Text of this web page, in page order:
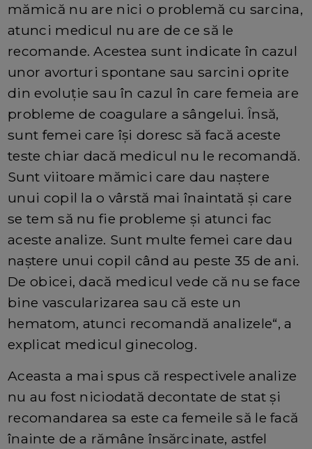
mămică nu are nici o problemă cu sarcina,
atunci medicul nu are de ce să le
recomande. Acestea sunt indicate în cazul
unor avorturi spontane sau sarcini oprite
din evoluție sau în cazul în care femeia are
probleme de coagulare a sângelui. Însă,
sunt femei care își doresc să facă aceste
teste chiar dacă medicul nu le recomandă.
Sunt viitoare mămici care dau naștere
unui copil la o vârstă mai înaintată și care
se tem să nu fie probleme și atunci fac
aceste analize. Sunt multe femei care dau
naștere unui copil când au peste 35 de ani.
De obicei, dacă medicul vede că nu se face
bine vascularizarea sau că este un
hematom, atunci recomandă analizele“, a
explicat medicul ginecolog.
Aceasta a mai spus că respectivele analize
nu au fost niciodată decontate de stat și
recomandarea sa este ca femeile să le facă
înainte de a rămâne însărcinate, astfel